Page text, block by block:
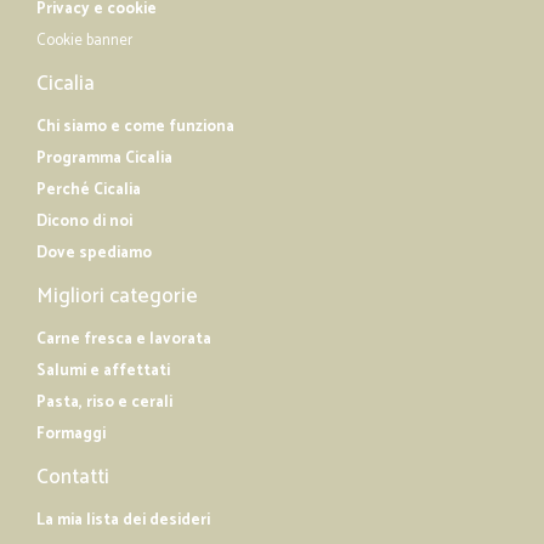
Privacy e cookie
Cookie banner
Cicalia
Chi siamo e come funziona
Programma Cicalia
Perché Cicalia
Dicono di noi
Dove spediamo
Migliori categorie
Carne fresca e lavorata
Salumi e affettati
Pasta, riso e cerali
Formaggi
Contatti
La mia lista dei desideri